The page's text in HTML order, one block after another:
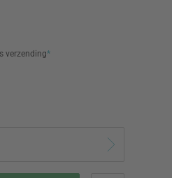
verzending*